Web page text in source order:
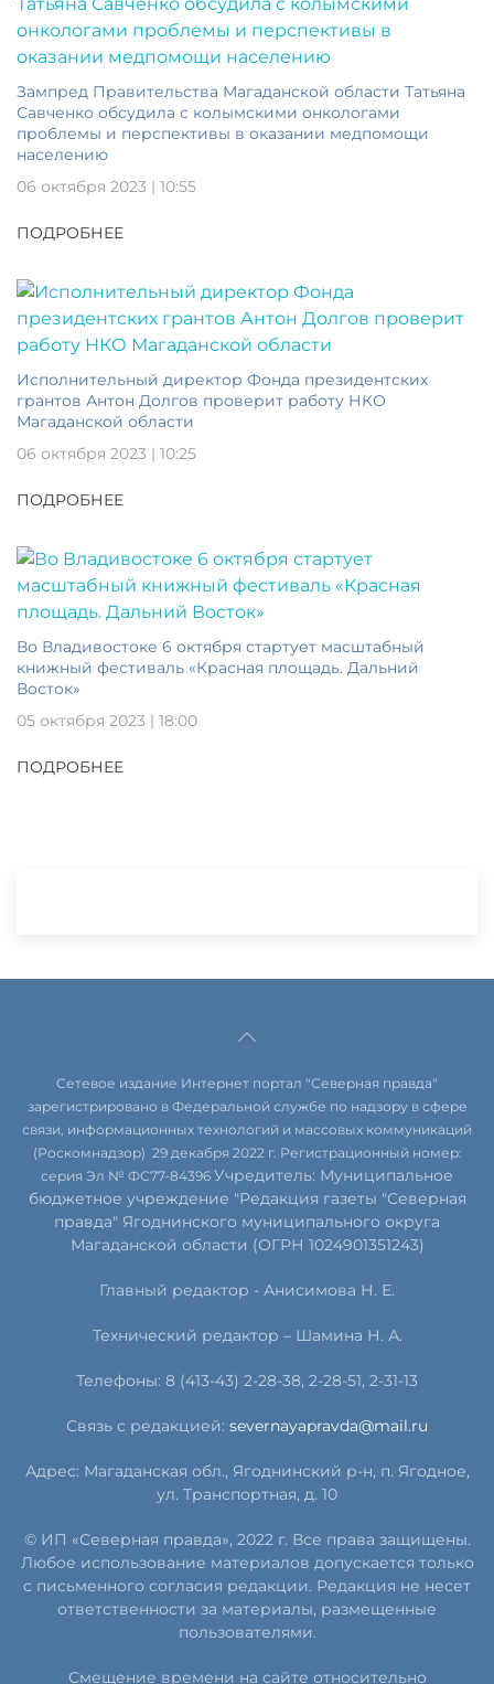
Зампред Правительства Магаданской области Татьяна
Савченко обсудила с колымскими онкологами
проблемы и перспективы в оказании медпомощи
населению
06 октября 2023 | 10:55
ПОДРОБНЕЕ
Исполнительный директор Фонда президентских
грантов Антон Долгов проверит работу НКО
Магаданской области
06 октября 2023 | 10:25
ПОДРОБНЕЕ
Во Владивостоке 6 октября стартует масштабный
книжный фестиваль «Красная площадь. Дальний
Восток»
05 октября 2023 | 18:00
ПОДРОБНЕЕ
Сетевое издание Интернет портал "Северная правда"
зарегистрировано в Федеральной службе по надзору в сфере
связи, информационных технологий и массовых коммуникаций
(Роскомнадзор) 29 декабря 2022 г. Регистрационный номер:
серия Эл № ФС77-84396 Учредитель: Муниципальное
бюджетное учреждение "Редакция газеты "Северная
правда" Ягоднинского муниципального округа
Магаданской области (ОГРН 1024901351243)
Главный редактор - Анисимова Н. Е.
Технический редактор – Шамина Н. А.
Телефоны: 8 (413-43) 2-28-38, 2-28-51, 2-31-13
Связь с редакцией: severnayapravda@mail.ru
Адрес: Магаданская обл., Ягоднинский р-н, п. Ягодное,
ул. Транспортная, д. 10
© ИП «Северная правда», 2022 г. Все права защищены.
Любое использование материалов допускается только
с письменного согласия редакции. Редакция не несет
ответственности за материалы, размещенные
пользователями.
Смещение времени на сайте относительно